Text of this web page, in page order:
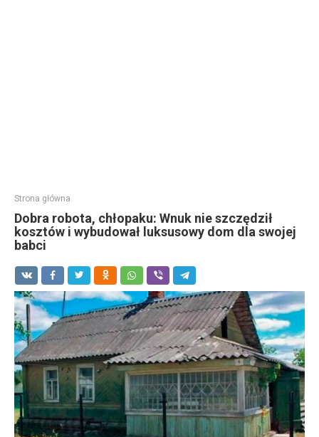
Strona główna
Dobra robota, chłopaku: Wnuk nie szczędził
kosztów i wybudował luksusowy dom dla swojej
babci